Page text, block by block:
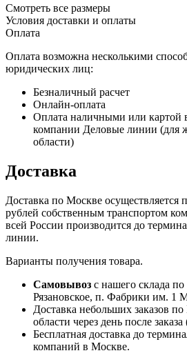
Смотреть все размеры
Условия доставки и оплаты
Оплата
Оплата возможна несколькими
юридических лиц:
Безналичный расчет
Онлайн-оплата
Оплата наличными или картой
компании Деловые линии (для
области)
Доставка
Доставка по Москве осуществляется
рублей собственным транспортом
всей России производится до
линии.
Варианты получения товара.
Самовывоз с нашего склада
Рязановское, п. Фабрики им. 1
Доставка небольших заказов
области через день после
Бесплатная доставка до
компаний в Москве.